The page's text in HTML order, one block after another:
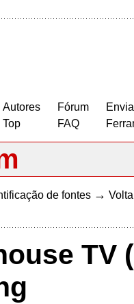
Autores
Top
Fórum
FAQ
de fontes →
TV